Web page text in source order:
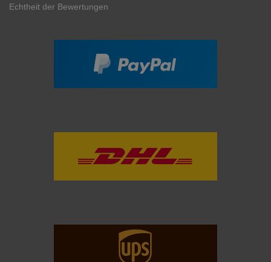
Echtheit der Bewertungen